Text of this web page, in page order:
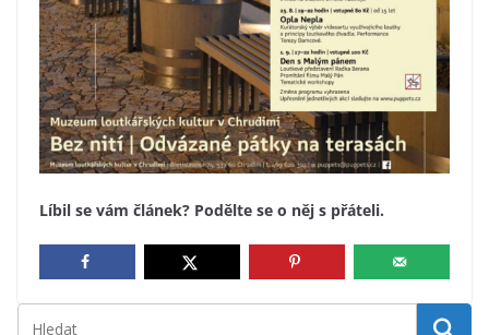
Líbil se vám článek? Podělte se o něj s přáteli.